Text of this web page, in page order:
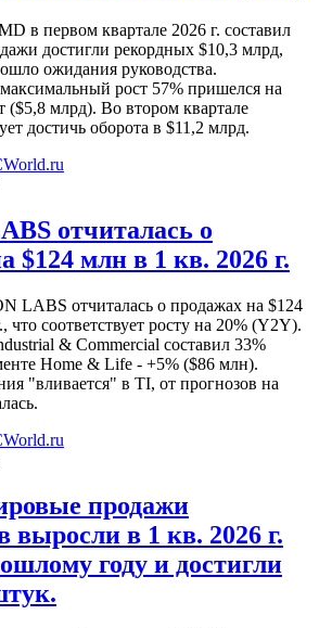
в первом квартале 2026 г. составил
достигли рекордных $10,3 млрд,
ожидания руководства.
рост 57% пришелся на
($5,8 млрд). Во втором квартале
достичь оборота в $11,2 млрд.
отчиталась о
$124 млн в 1 кв. 2026 г.
LABS отчиталась о продажах на $124
что соответствует росту на 20% (Y2Y).
& Commercial составил 33%
Home & Life - +5% ($86 млн).
"вливается" в TI, от прогнозов на
продажи
выросли в 1 кв. 2026 г.
году и достигли